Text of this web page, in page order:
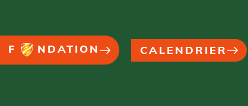
F NDATION CALENDRIER